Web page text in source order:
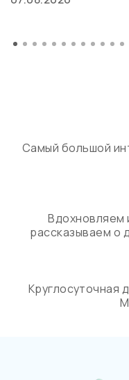
Самый большой
Вдохновляем
рассказываем о
Круглосуточная